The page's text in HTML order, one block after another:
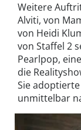
Weitere
Alviti, von
von Heidi
von Staffel 2
Pearlpop,
die
Sie
unmittelbar